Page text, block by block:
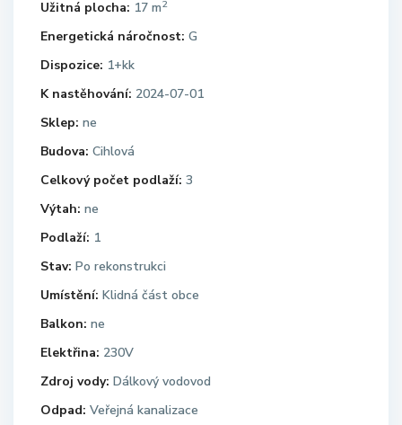
Užitná plocha: 17 m2
Energetická náročnost: G
Dispozice: 1+kk
K nastěhování: 2024-07-01
Sklep: ne
Budova: Cihlová
Celkový počet podlaží: 3
Výtah: ne
Podlaží: 1
Stav: Po rekonstrukci
Umístění: Klidná část obce
Balkon: ne
Elektřina: 230V
Zdroj vody: Dálkový vodovod
Odpad: Veřejná kanalizace